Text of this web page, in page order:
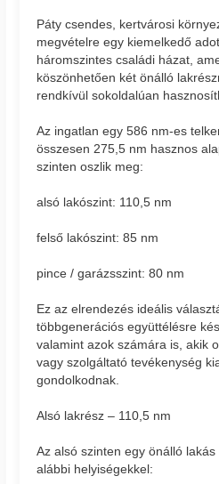
Páty csendes, kertvárosi
megvételre egy kiemelkedő
háromszintes családi házat,
köszönhetően két önálló
rendkívül sokoldalúan
Az ingatlan egy 586 nm-es
összesen 275,5 nm hasznos
szinten oszlik meg:
alsó lakószint: 110,5 nm
felső lakószint: 85 nm
pince / garázsszint: 80 nm
Ez az elrendezés ideális
többgenerációs együttélésre
valamint azok számára is, akik
vagy szolgáltató tevékenység
gondolkodnak.
Alsó lakrész – 110,5 nm
Az alsó szinten egy önálló
alábbi helyiségekkel: